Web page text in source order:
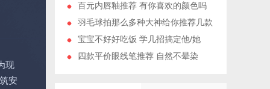
现
安
百元内唇釉推荐 有你喜欢的颜色吗
羽毛球拍那么多种大神给你推荐几款
宝宝不好好吃饭 学几招搞定他/她
四款平价眼线笔推荐 自然不晕染